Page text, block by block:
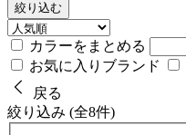
絞り込む
カラーをまとめる
お気に入りブランド
戻る
絞り込み (全8件)